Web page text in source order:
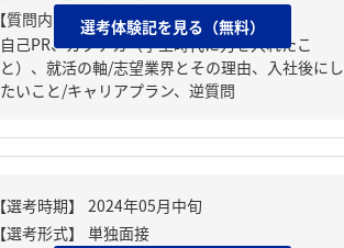
【質問内容・課題】
自己PR、ガクチカ（学生時代に力を入れたこ
と）、就活の軸/志望業界とその理由、入社後にし
たいこと/キャリアプラン、逆質問
選考体験記を見る（無料）